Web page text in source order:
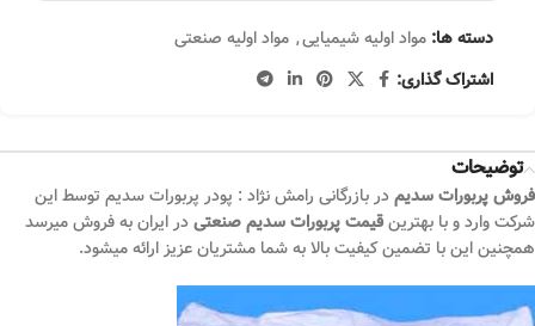
دسته ها: مواد اولیه شیمیایی, مواد اولیه صنعتی
اشتراک گذاری:
توضیحات
فروش پربورات سدیمدر بازرگانی رامش نژاد : پودر پربورات سدیم توسط این
شرکت وارد و با بهترینقیمت پربورات سدیم صنعتیدر ایران به فروش میرسد
همچنین این با تضمین کیفیت بالا به شما مشتریان عزیز ارائه میشود.